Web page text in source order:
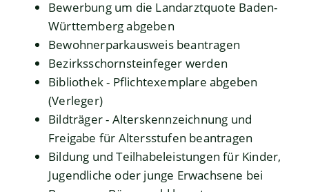
Bewerbung um die Landarztquote Baden-
Württemberg abgeben
Bewohnerparkausweis beantragen
Bezirksschornsteinfeger werden
Bibliothek - Pflichtexemplare abgeben
(Verleger)
Bildträger - Alterskennzeichnung und
Freigabe für Altersstufen beantragen
Bildung und Teilhabeleistungen für Kinder,
Jugendliche oder junge Erwachsene bei